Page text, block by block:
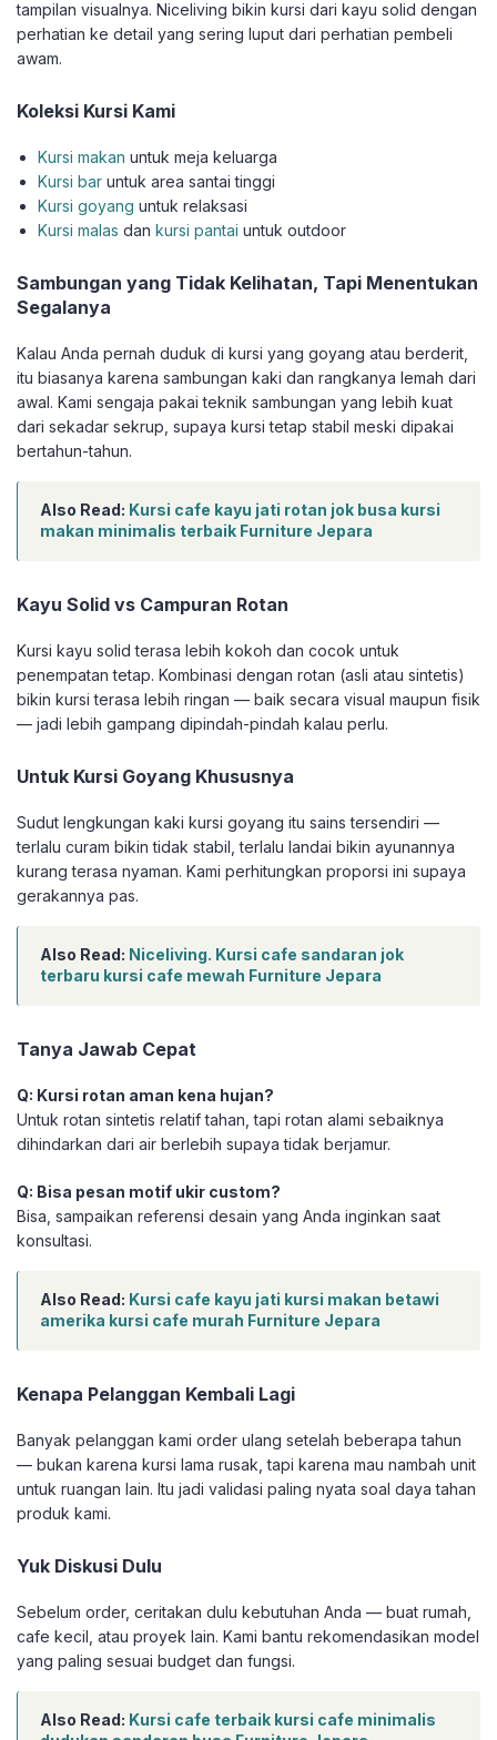
tampilan visualnya. Niceliving bikin kursi dari kayu solid dengan
perhatian ke detail yang sering luput dari perhatian pembeli
awam.
Koleksi Kursi Kami
Kursi makan untuk meja keluarga
Kursi bar untuk area santai tinggi
Kursi goyang untuk relaksasi
Kursi malas dankursi pantai untuk outdoor
Sambungan yang Tidak Kelihatan, Tapi Menentukan
Segalanya
Kalau Anda pernah duduk di kursi yang goyang atau berderit,
itu biasanya karena sambungan kaki dan rangkanya lemah dari
awal. Kami sengaja pakai teknik sambungan yang lebih kuat
dari sekadar sekrup, supaya kursi tetap stabil meski dipakai
bertahun-tahun.
Also Read: Kursi cafe kayu jati rotan jok busa kursi
makan minimalis terbaik Furniture Jepara
Kayu Solid vs Campuran Rotan
Kursi kayu solid terasa lebih kokoh dan cocok untuk
penempatan tetap. Kombinasi dengan rotan (asli atau sintetis)
bikin kursi terasa lebih ringan — baik secara visual maupun fisik
— jadi lebih gampang dipindah-pindah kalau perlu.
Untuk Kursi Goyang Khususnya
Sudut lengkungan kaki kursi goyang itu sains tersendiri —
terlalu curam bikin tidak stabil, terlalu landai bikin ayunannya
kurang terasa nyaman. Kami perhitungkan proporsi ini supaya
gerakannya pas.
Also Read: Niceliving. Kursi cafe sandaran jok
terbaru kursi cafe mewah Furniture Jepara
Tanya Jawab Cepat
Q: Kursi rotan aman kena hujan?
Untuk rotan sintetis relatif tahan, tapi rotan alami sebaiknya
dihindarkan dari air berlebih supaya tidak berjamur.
Q: Bisa pesan motif ukir custom?
Bisa, sampaikan referensi desain yang Anda inginkan saat
konsultasi.
Also Read: Kursi cafe kayu jati kursi makan betawi
amerika kursi cafe murah Furniture Jepara
Kenapa Pelanggan Kembali Lagi
Banyak pelanggan kami order ulang setelah beberapa tahun
— bukan karena kursi lama rusak, tapi karena mau nambah unit
untuk ruangan lain. Itu jadi validasi paling nyata soal daya tahan
produk kami.
Yuk Diskusi Dulu
Sebelum order, ceritakan dulu kebutuhan Anda — buat rumah,
cafe kecil, atau proyek lain. Kami bantu rekomendasikan model
yang paling sesuai budget dan fungsi.
Also Read: Kursi cafe terbaik kursi cafe minimalis